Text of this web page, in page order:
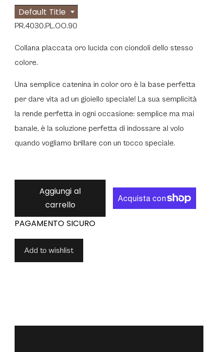
Default Title
PR.4030.PL.OO.90
Collana placcata oro lucida con ciondoli dello stesso
colore.
Una semplice catenina in color oro è la base perfetta
per dare vita ad un gioiello speciale! La sua semplicità
la rende perfetta in ogni occasione: semplice ma mai
banale, è la soluzione perfetta di indossare al volo
quando vogliamo brillare con un tocco speciale.
Aggiungi al
carrello
Add to wishlist